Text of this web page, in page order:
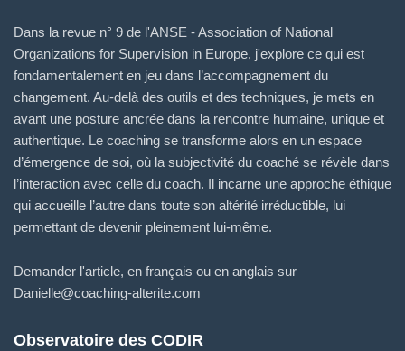
Dans la revue n° 9 de l'ANSE - Association of National
Organizations for Supervision in Europe, j'explore ce qui est
fondamentalement en jeu dans l’accompagnement du
changement. Au-delà des outils et des techniques, je mets en
avant une posture ancrée dans la rencontre humaine, unique et
authentique. Le coaching se transforme alors en un espace
d’émergence de soi, où la subjectivité du coaché se révèle dans
l’interaction avec celle du coach. Il incarne une approche éthique
qui accueille l’autre dans toute son altérité irréductible, lui
permettant de devenir pleinement lui-même.
Demander l'article, en français ou en anglais sur
Danielle@coaching-alterite.com
Observatoire des CODIR